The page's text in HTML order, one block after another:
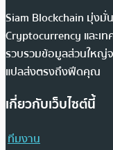
Siam Blockchain มุ่งมั่
Cryptocurrency และเ
รวบรวมข้อมูลส่วนใหญ่จ
แปลส่งตรงถึงฟีดคุณ
เกี่ยวกับเว็บไซต์นี้
ทีมงาน